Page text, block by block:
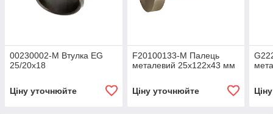
00230002-M Втулка EG
25/20x18
Ціну уточнюйте
F20100133-M Палець
металевий 25х122х43 мм
Ціну уточнюйте